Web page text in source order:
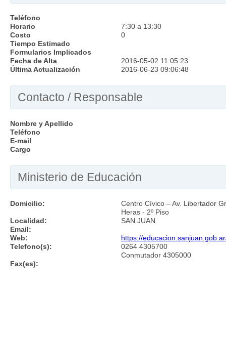
Teléfono
Horario
7:30 a 13:30
Costo
0
Tiempo Estimado
Formularios Implicados
Fecha de Alta
2016-05-02 11:05:23
Última Actualización
2016-06-23 09:06:48
Contacto / Responsable
Nombre y Apellido
Teléfono
E-mail
Cargo
Ministerio de Educación
Domicilio:
Centro Cívico – Av. Libertador
Heras - 2º Piso
Localidad:
SAN JUAN
Email:
Web:
https://
Telefono(s):
0264 4305700
Conmutador 4305000
Fax(es):